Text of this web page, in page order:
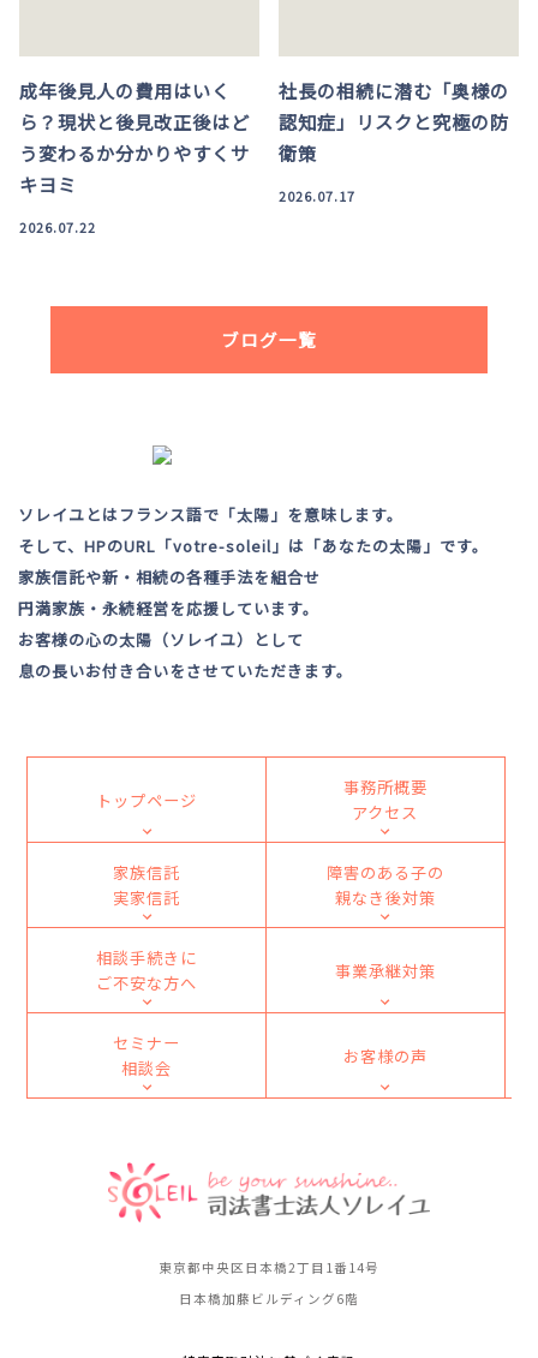
成年後見人の費用はいく
ら？現状と後見改正後はど
う変わるか分かりやすくサ
キヨミ
2026.07.22
社長の相続に潜む「奥様の
認知症」リスクと究極の防
衛策
2026.07.17
ブログ一覧
ソレイユとはフランス語で「太陽」を意味します。
そして、HPのURL「votre-soleil」は「あなたの太陽」です。
家族信託や新・相続の各種手法を組合せ
円満家族・永続経営を応援しています。
お客様の心の太陽（ソレイユ）として
息の長いお付き合いをさせていただきます。
トップページ
事務所概要
アクセス
家族信託
実家信託
障害のある子の
親なき後対策
相談手続きに
ご不安な方へ
事業承継対策
セミナー
相談会
お客様の声
東京都中央区日本橋2丁目1番14号
日本橋加藤ビルディング6階